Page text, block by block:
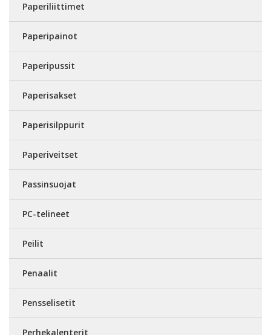
Paperiliittimet
Paperipainot
Paperipussit
Paperisakset
Paperisilppurit
Paperiveitset
Passinsuojat
PC-telineet
Peilit
Penaalit
Pensselisetit
Perhekalenterit